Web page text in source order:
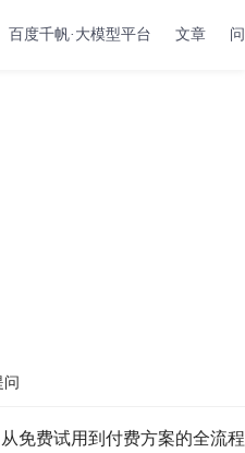
百度千帆·大模型平台 文章
问
免费试用到付费方案的全流